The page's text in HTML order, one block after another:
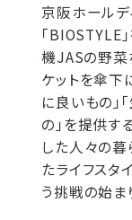
京阪ホールデ
「BIOSTYLE
機JASの野菜
ケットを傘下
に良いもの」
の」を提供す
した人々の暮
たライフスタ
う挑戦の始ま